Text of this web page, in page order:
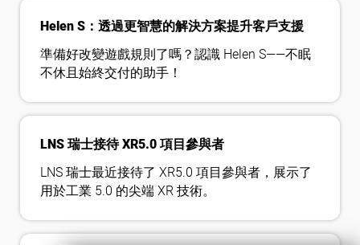
Helen S：透過更智慧的解決方案提升客戶支援
準備好改變遊戲規則了嗎？認識 Helen S——不眠
不休且始終交付的助手！
LNS 瑞士接待 XR5.0 項目參與者
LNS 瑞士最近接待了 XR5.0 項目參與者，展示了
用於工業 5.0 的尖端 XR 技術。